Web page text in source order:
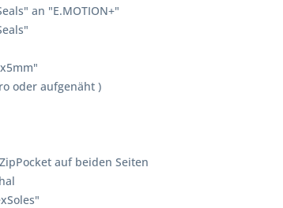
"Smart Seals" an "E.MOTION+"
"Smart Seals"
HOOD, 2x5mm"
( Velcro oder aufgenäht )
( installiert )
( installiert )
& "RockBoots"
für ZipPocket auf beiden Seiten
Farbe - Pauschal
Aufpreis "FlexSoles"